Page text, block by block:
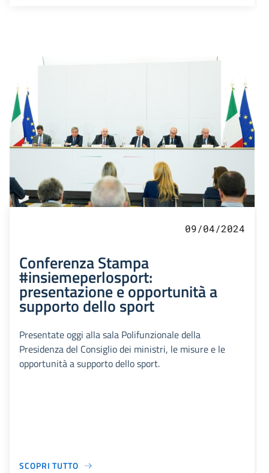
09/04/2024
Conferenza Stampa
#insiemeperlosport:
presentazione e opportunità a
supporto dello sport
Presentate oggi alla sala Polifunzionale della
Presidenza del Consiglio dei ministri, le misure e le
opportunità a supporto dello sport.
SCOPRI TUTTO